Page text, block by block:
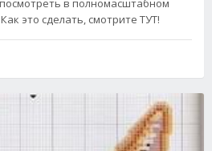
размере и скопировать! Как это сделать, смотрите ТУТ!